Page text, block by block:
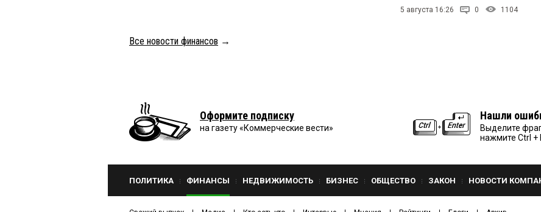
5 августа 16:26 0 1104
Все новости финансов →
Оформите подписку
на газету «Коммерческие вести»
Нашли
Выделите
нажмите Ctrl +
ПОЛИТИКА ФИНАНСЫ НЕДВИЖИМОСТЬ БИЗНЕС ОБЩЕСТВО ЗАКОН НОВОСТИ